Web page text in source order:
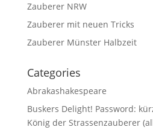
Zauberer NRW
Zauberer mit neuen Tricks
Zauberer Münster Halbzeit
Categories
Abrakashakespeare
Buskers Delight! Password:
König der Strassenzauberer